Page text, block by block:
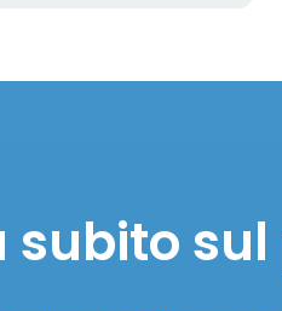
subito